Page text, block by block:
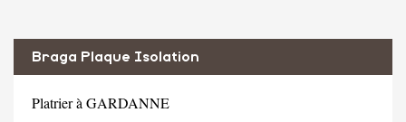
Braga Plaque Isolation
Platrier à GARDANNE